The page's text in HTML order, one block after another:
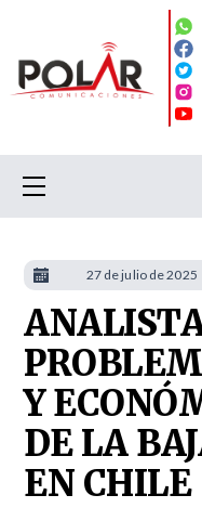
Y
DE LA
EN CHILE
27 de julio de 2025